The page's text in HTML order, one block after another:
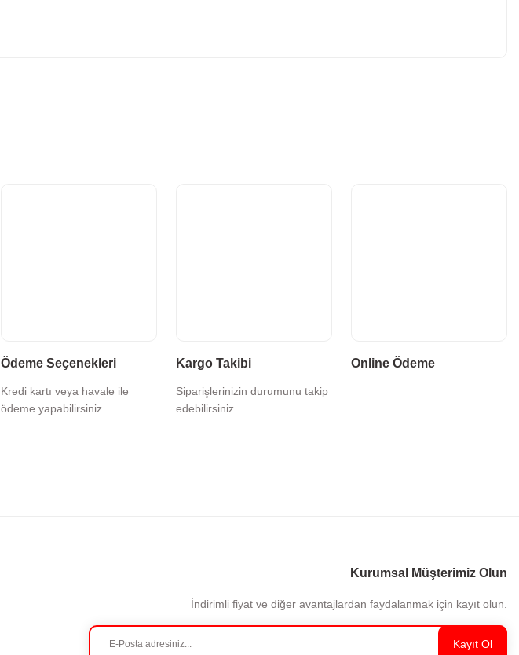
Ödeme Seçenekleri
Kredi kartı veya havale ile
ödeme yapabilirsiniz.
Kargo Takibi
Siparişlerinizin durumunu takip
edebilirsiniz.
Online Ödeme
Kurumsal Müşterimiz Olun
İndirimli fiyat ve diğer avantajlardan faydalanmak için kayıt olun.
Kayıt Ol